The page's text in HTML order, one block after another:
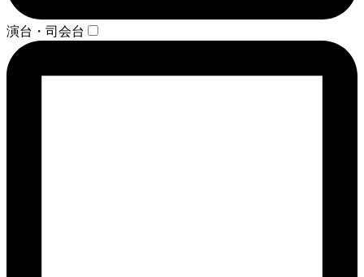
演台・司会台